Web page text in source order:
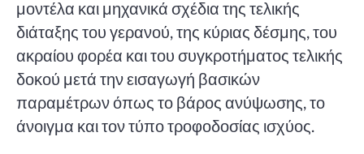
μοντέλα και μηχανικά σχέδια της τελικής
διάταξης του γερανού, της κύριας δέσμης, του
ακραίου φορέα και του συγκροτήματος τελικής
δοκού μετά την εισαγωγή βασικών
παραμέτρων όπως το βάρος ανύψωσης, το
άνοιγμα και τον τύπο τροφοδοσίας ισχύος.